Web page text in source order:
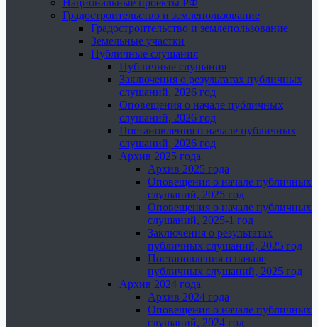
Национальные проекты РФ
Градостроительство и землепользование
Градостроительство и землепользование
Земельные участки
Публичные слушания
Публичные слушания
Заключения о результатах публичных
слушаний, 2026 год
Оповещения о начале публичных
слушаний, 2026 год
Постановления о начале публичных
слушаний, 2026 год
Архив 2025 года
Архив 2025 года
Оповещения о начале публичных
слушаний, 2025 год
Оповещения о начале публичных
слушаний, 2025-1 год
Заключения о результатах
публичных слушаний, 2025 год
Постановления о начале
публичных слушаний, 2025 год
Архив 2024 года
Архив 2024 года
Оповещения о начале публичных
слушаний, 2024 год